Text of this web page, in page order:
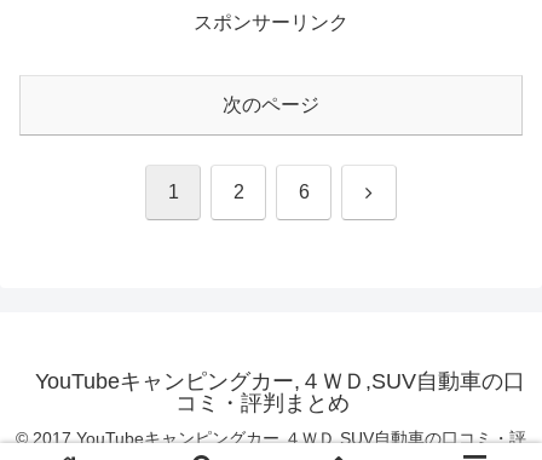
スポンサーリンク
次のページ
1 2 6 次
YouTubeキャンピングカー,４ＷＤ,SUV自動車の口
コミ・評判まとめ
© 2017 YouTubeキャンピングカー,４ＷＤ,SUV自動車の口コミ・評